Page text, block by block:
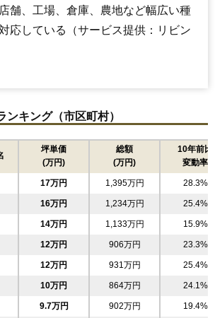
舗、工場、倉庫、農地など幅広い種
応している（サービス提供：リビン
ンキング（市区町村）
坪単価
(万円)
総額
(万円)
10年前比
変動率
17万円 1,395万円 28.3%
16万円 1,234万円 25.4%
14万円 1,133万円 15.9%
12万円 906万円 23.3%
12万円 931万円 25.4%
10万円 864万円 24.1%
9.7万円 902万円 19.4%